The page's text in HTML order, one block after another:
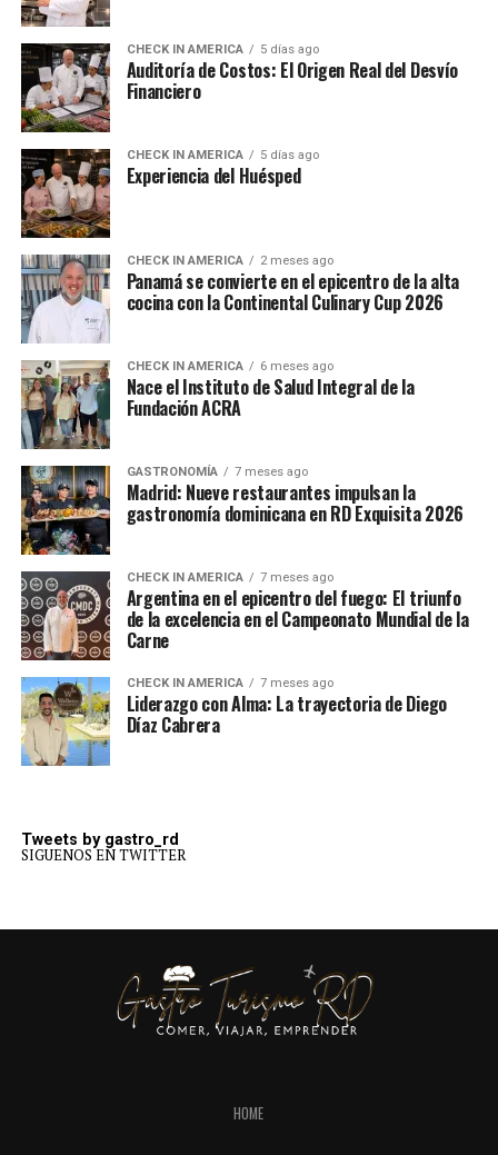
CHECK IN AMERICA 5 días ago
Auditoría de Costos: El Origen Real del Desvío
Financiero
CHECK IN AMERICA 5 días ago
Experiencia del Huésped
CHECK IN AMERICA 2 meses ago
Panamá se convierte en el epicentro de la alta
cocina con la Continental Culinary Cup 2026
CHECK IN AMERICA 6 meses ago
Nace el Instituto de Salud Integral de la
Fundación ACRA
GASTRONOMÍA 7 meses ago
Madrid: Nueve restaurantes impulsan la
gastronomía dominicana en RD Exquisita 2026
CHECK IN AMERICA 7 meses ago
Argentina en el epicentro del fuego: El triunfo
de la excelencia en el Campeonato Mundial de la
Carne
CHECK IN AMERICA 7 meses ago
Liderazgo con Alma: La trayectoria de Diego
Díaz Cabrera
Tweets by gastro_rd
SIGUENOS EN TWITTER
HOME